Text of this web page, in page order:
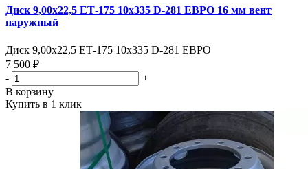
Диск 9,00х22,5 ЕТ-175 10х335 D-281 ЕВРО 16 мм вент
наружный
Диск 9,00х22,5 ЕТ-175 10х335 D-281 ЕВРО
7 500 ₽
-
+
В корзину
Купить в 1 клик